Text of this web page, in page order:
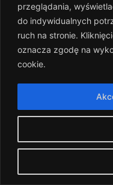
przeglądania,
do indywidualnych
ruch na stronie.
oznacza zgodę na
cookie.